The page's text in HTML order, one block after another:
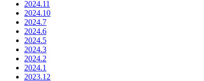
故
の
熱
水
力
挙
動」
2024.11
2024.10
2024.7
2024.6
2024.5
2024.3
2024.2
2024.1
2023.12